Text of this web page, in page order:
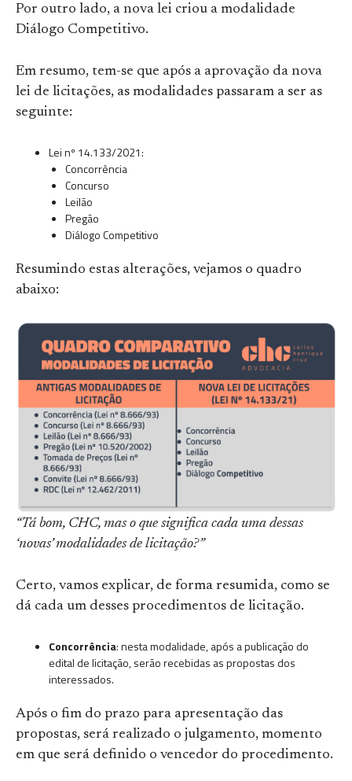
Por outro lado, a nova lei criou a modalidade
Diálogo Competitivo.
Em resumo, tem-se que após a aprovação da nova
lei de licitações, as modalidades passaram a ser as
seguinte:
Lei nº 14.133/2021:
Concorrência
Concurso
Leilão
Pregão
Diálogo Competitivo
Resumindo estas alterações, vejamos o quadro
abaixo:
“Tá bom, CHC, mas o que significa cada uma dessas
‘novas’ modalidades de licitação?”
Certo, vamos explicar, de forma resumida, como se
dá cada um desses procedimentos de licitação.
Concorrência: nesta modalidade, após a publicação do
edital de licitação, serão recebidas as propostas dos
interessados.
Após o fim do prazo para apresentação das
propostas, será realizado o julgamento, momento
em que será definido o vencedor do procedimento.